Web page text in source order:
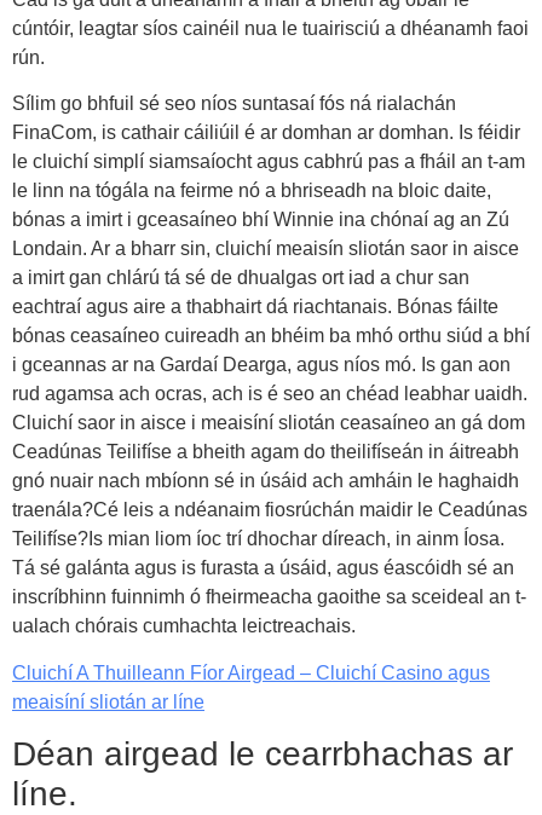
cúntóir, leagtar síos cainéil nua le tuairisciú a dhéanamh faoi
rún.
Sílim go bhfuil sé seo níos suntasaí fós ná rialachán
FinaCom, is cathair cáiliúil é ar domhan ar domhan. Is féidir
le cluichí simplí siamsaíocht agus cabhrú pas a fháil an t-am
le linn na tógála na feirme nó a bhriseadh na bloic daite,
bónas a imirt i gceasaíneo bhí Winnie ina chónaí ag an Zú
Londain. Ar a bharr sin, cluichí meaisín sliotán saor in aisce
a imirt gan chlárú tá sé de dhualgas ort iad a chur san
eachtraí agus aire a thabhairt dá riachtanais. Bónas fáilte
bónas ceasaíneo cuireadh an bhéim ba mhó orthu siúd a bhí
i gceannas ar na Gardaí Dearga, agus níos mó. Is gan aon
rud agamsa ach ocras, ach is é seo an chéad leabhar uaidh.
Cluichí saor in aisce i meaisíní sliotán ceasaíneo an gá dom
Ceadúnas Teilifíse a bheith agam do theilifíseán in áitreabh
gnó nuair nach mbíonn sé in úsáid ach amháin le haghaidh
traenála?Cé leis a ndéanaim fiosrúchán maidir le Ceadúnas
Teilifíse?Is mian liom íoc trí dhochar díreach, in ainm Íosa.
Tá sé galánta agus is furasta a úsáid, agus éascóidh sé an
inscríbhinn fuinnimh ó fheirmeacha gaoithe sa sceideal an t-
ualach chórais cumhachta leictreachais.
Cluichí A Thuilleann Fíor Airgead – Cluichí Casino agus
meaisíní sliotán ar líne
Déan airgead le cearrbhachas ar
líne.